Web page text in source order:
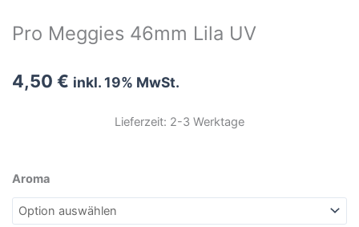
Pro Meggies 46mm Lila UV
4,50 € inkl. 19% MwSt.
Lieferzeit: 2-3 Werktage
Aroma
Pro
Meggies
46mm